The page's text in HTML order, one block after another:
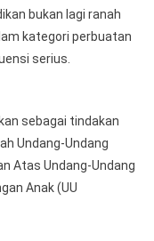
bukan lagi ranah
kategori perbuatan
serius.
sebagai tindakan
Undang-Undang
Atas Undang-Undang
Anak (UU